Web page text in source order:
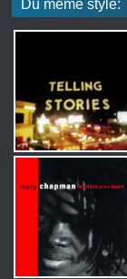
Du même style: